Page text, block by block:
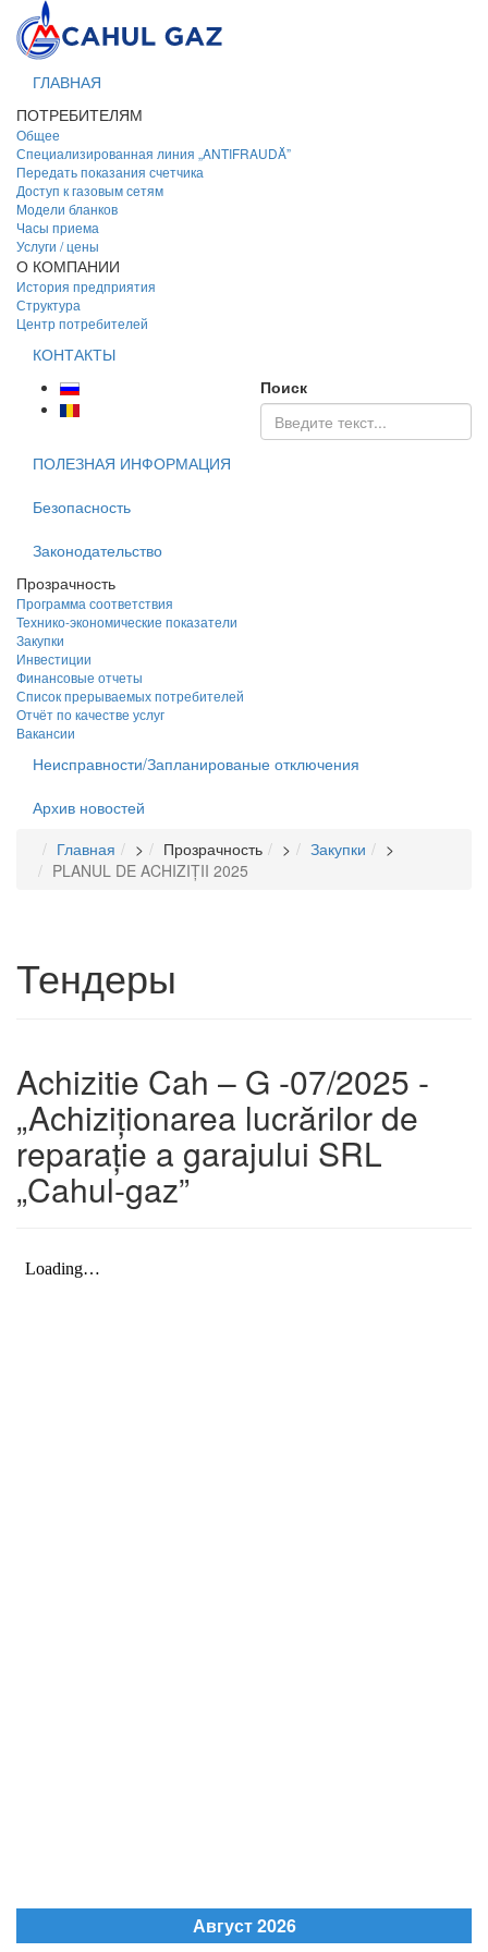
ГЛАВНАЯ
ПОТРЕБИТЕЛЯМ
Общее
Специализированная линия „ANTIFRAUDĂ”
Передать показания счетчика
Доступ к газовым сетям
Модели бланков
Часы приема
Услуги / цены
О КОМПАНИИ
История предприятия
Структура
Центр потребителей
КОНТАКТЫ
Поиск
ПОЛЕЗНАЯ ИНФОРМАЦИЯ
Безопасность
Законодательство
Прозрачность
Программа соответствия
Технико-экономические показатели
Закупки
Инвестиции
Финансовые отчеты
Список прерываемых потребителей
Отчёт по качестве услуг
Вакансии
Неисправности/Запланированые отключения
Архив новостей
Главная
> Прозрачность > Закупки
>
PLANUL DE ACHIZIȚII 2025
Тендеры
Achizitie Cah – G -07/2025 -
„Achiziționarea lucrărilor de
reparație a garajului SRL
„Cahul-gaz”
Август 2026